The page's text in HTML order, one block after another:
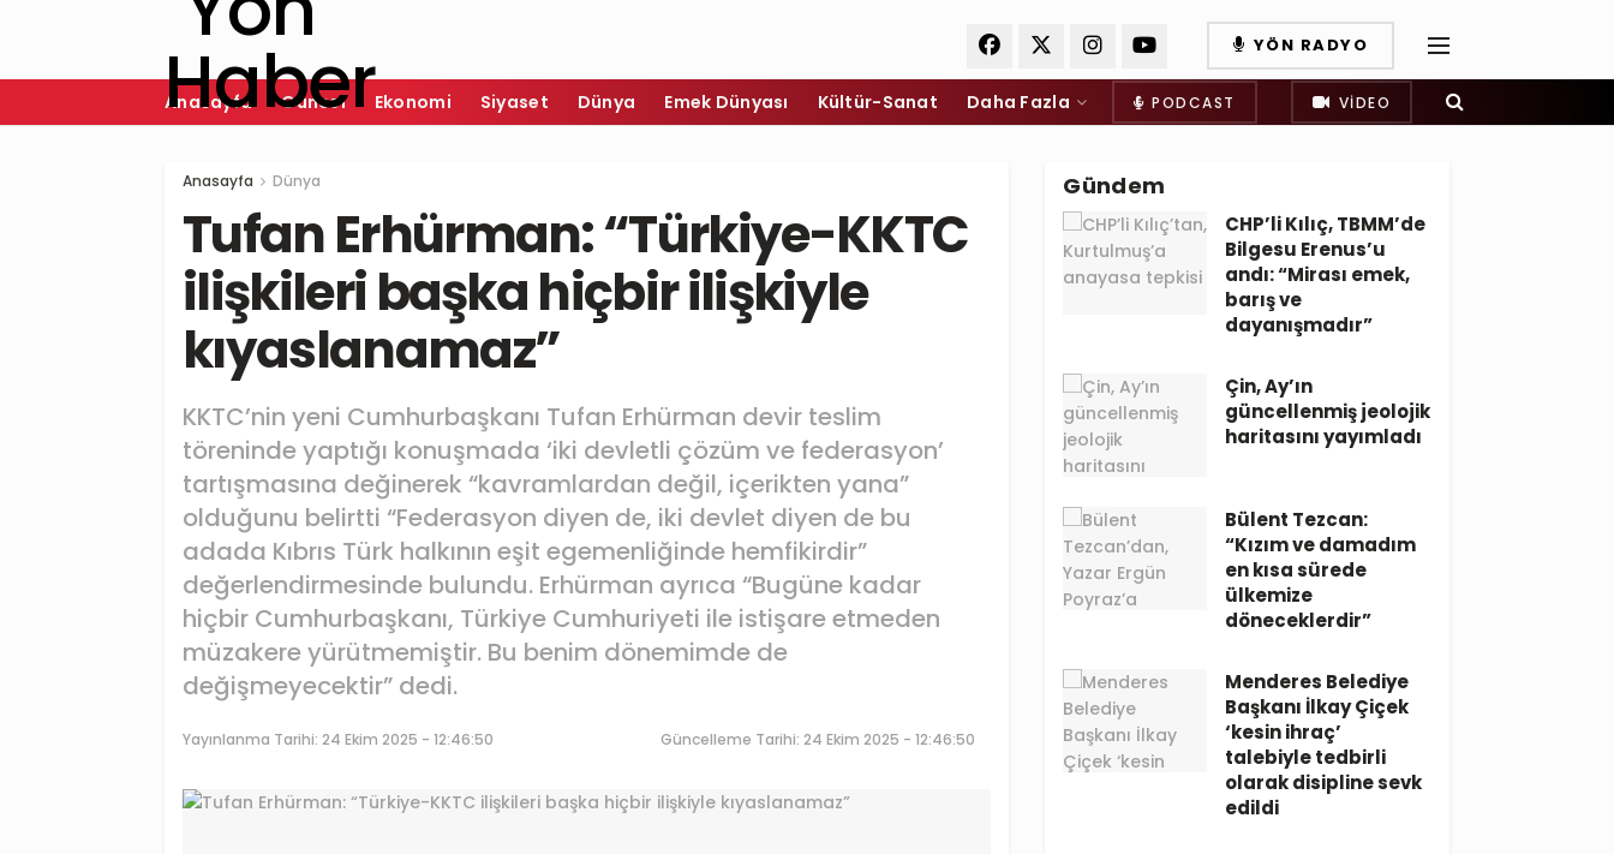
YÖN RADYO
Anasayfa Güncel Ekonomi Siyaset Dünya Emek Dünyası Kültür-Sanat Daha Fazla PODCAST VIDEO
Anasayfa Dünya
Tufan Erhürman: “Türkiye-KKTC
ilişkileri başka hiçbir ilişkiyle
kıyaslanamaz”
KKTC’nin yeni Cumhurbaşkanı Tufan Erhürman devir teslim
töreninde yaptığı konuşmada ‘iki devletli çözüm ve federasyon’
tartışmasına değinerek “kavramlardan değil, içerikten yana”
olduğunu belirtti “Federasyon diyen de, iki devlet diyen de bu
adada Kıbrıs Türk halkının eşit egemenliğinde hemfikirdir”
değerlendirmesinde bulundu. Erhürman ayrıca “Bugüne kadar
hiçbir Cumhurbaşkanı, Türkiye Cumhuriyeti ile istişare etmeden
müzakere yürütmemiştir. Bu benim dönemimde de
değişmeyecektir” dedi.
Yayınlanma Tarihi: 24 Ekim 2025 - 12:46:50 Güncelleme Tarihi: 24 Ekim 2025 - 12:46:50
Gündem
CHP’li Kılıç, TBMM’de
Bilgesu Erenus’u
andı: “Mirası emek,
barış ve
dayanışmadır”
Çin, Ay’ın
güncellenmiş jeolojik
haritasını yayımladı
Bülent Tezcan:
“Kızım ve damadım
en kısa sürede
ülkemize
döneceklerdir”
Menderes Belediye
Başkanı İlkay Çiçek
‘kesin ihraç’
talebiyle tedbirli
olarak disipline sevk
edildi